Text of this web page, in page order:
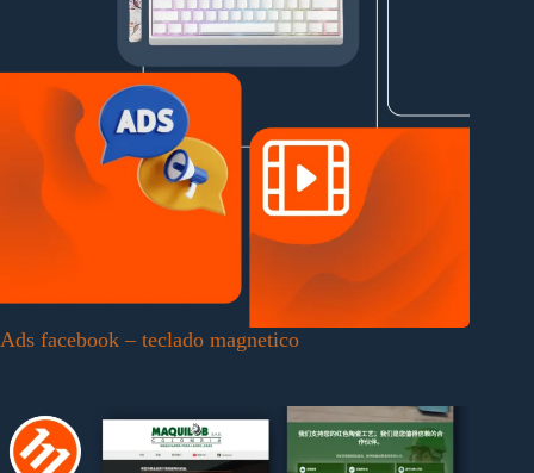
Ads facebook – teclado magnetico